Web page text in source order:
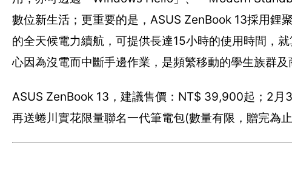
數位新生活；更重要的是，ASUS ZenBook 13採用鋰
的全天候電力續航，可提供長達15小時的使用時間，
心因為沒電而中斷手邊作業，是頻繁移動的學生族群
ASUS ZenBook 13，建議售價：NT$ 39,900起；2月
再送蜷川實花限量聯名一代筆電包(數量有限，贈完為止